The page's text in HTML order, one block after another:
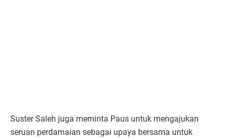
Suster Saleh juga meminta Paus untuk mengajukan
seruan perdamaian sebagai upaya bersama untuk